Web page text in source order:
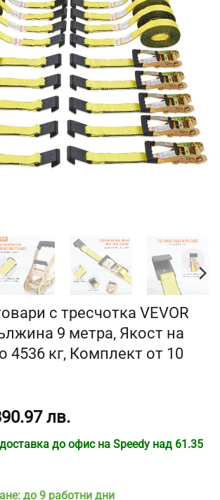
с тресчотка VEVOR
9 метра, Якост на
4536 кг, Комплект от 10
лв.
до офис на Speedy над 61.35
до 9 работни дни